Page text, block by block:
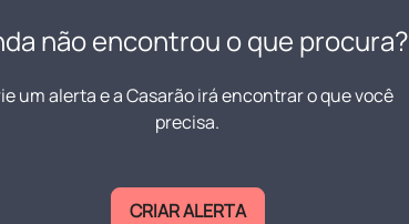
não encontrou o que procura?
um alerta e a Casarão irá encontrar o que você
precisa.
CRIAR ALERTA